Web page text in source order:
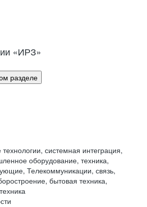
«ИРЗ»
разделе
системная интеграция,
оборудование, техника,
Телекоммуникации, связь,
бытовая техника,